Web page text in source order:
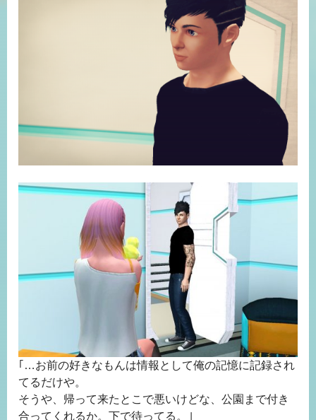
｢…お前の好きなもんは情報として俺の記憶に記録され
てるだけや。
そうや、帰って来たとこで悪いけどな、公園まで付き
合ってくれるか。下で待ってる。｣